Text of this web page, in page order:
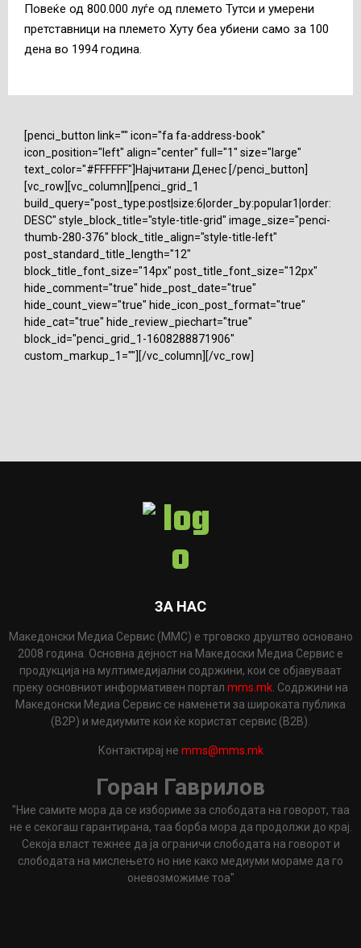
Повеќе од 800.000 луѓе од племето Тутси и умерени
претставници на племето Хуту беа убиени само за 100
дена во 1994 година.
[penci_button link="" icon="fa fa-address-book"
icon_position="left" align="center" full="1" size="large"
text_color="#FFFFFF"]Најчитани Денес [/penci_button]
[vc_row][vc_column][penci_grid_1
build_query="post_type:post|size:6|order_by:popular1|order:
DESC" style_block_title="style-title-grid" image_size="penci-
thumb-280-376" block_title_align="style-title-left"
post_standard_title_length="12"
block_title_font_size="14px" post_title_font_size="12px"
hide_comment="true" hide_post_date="true"
hide_count_view="true" hide_icon_post_format="true"
hide_cat="true" hide_review_piechart="true"
block_id="penci_grid_1-1608288871906"
custom_markup_1=""][/vc_column][/vc_row]
ЗА НАС
Македонски Медиа Сервис (ММС) е трговско друштво основано
2008 година. Основна дејност на Македоски Медиа Сервис е
продукција на мултимедијални содржини, кои се објавуваат
преку основниот информативен портал mms.mk . Содржини на
Македонски Медиа Сервис се наменети за широката публика
(B2P) и медиумите кои ќе користат сервис (B2B).
Контактирај не mms@mms.mk
Горан Гаврилов
"Ние самите мора да се избориме за слободата на говорот, таа
не е секогаш гарантирана, таа борба мора да продолжи до крај.
Секоја власт тежнее да ја ограничи слободата на говорот и
слободата на мислењето но ние како медиуми мораме да го
оневозможиме тоа"